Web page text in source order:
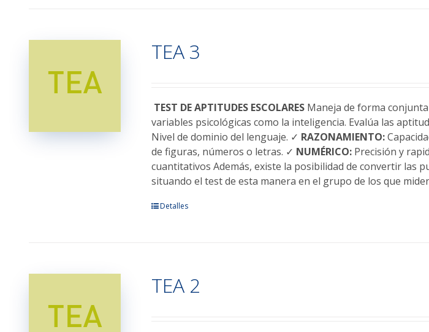
Las
opciones
elegir
en
la
página
de
producto
TEA 3
TEST DE APTITUDES ESCOLARES Maneja de forma
variables psicológicas como la inteligencia. Evalúa las
Nivel de dominio del lenguaje. ✓ RAZONAMIENTO:
de figuras, números o letras. ✓ NUMÉRICO: Precisión y
cuantitativos Además, existe la posibilidad de convertir las
situando el test de esta manera en el grupo de los que
Este
Las
opciones
Detalles
TEA 2